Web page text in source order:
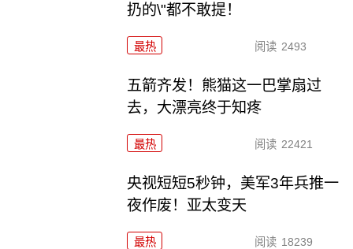
扔的\"都不敢提！
最热 阅读 2493
五箭齐发！熊猫这一巴掌扇过
去，大漂亮终于知疼
最热 阅读 22421
央视短短5秒钟，美军3年兵推一
夜作废！亚太变天
最热 阅读 18239